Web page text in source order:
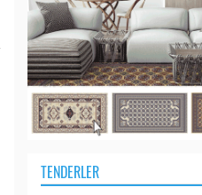
TENDERLER